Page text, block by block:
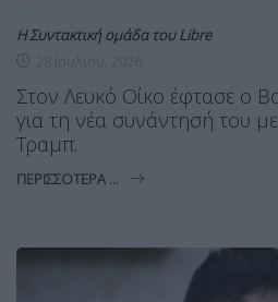
Η Συντακτική ομάδα του Libre
Στον Λευκό Οίκο έφτασε ο
για τη νέα συνάντησή του
Τραμπ.
ΠΕΡΙΣΣΌΤΕΡΑ ...